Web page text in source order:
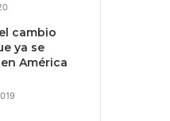
cambio
ya se
América